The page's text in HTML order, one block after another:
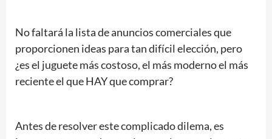
No faltará la lista de anuncios comerciales que
proporcionen ideas para tan difícil elección, pero
¿es el juguete más costoso, el más moderno el más
reciente el que HAY que comprar?
Antes de resolver este complicado dilema, es